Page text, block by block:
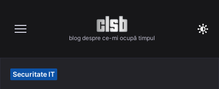
content
blog despre ce-mi ocupă timpul
Securitate IT